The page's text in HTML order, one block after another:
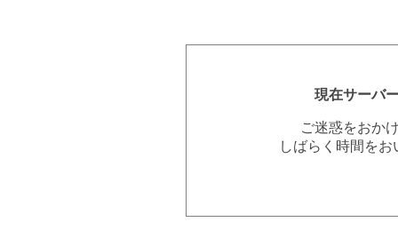
現在サーバ
ご迷惑をおか
しばらく時間を